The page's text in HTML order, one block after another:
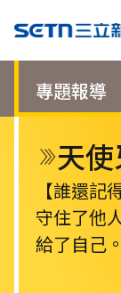
專題報導
天
【誰還
守住了他
給了自己。